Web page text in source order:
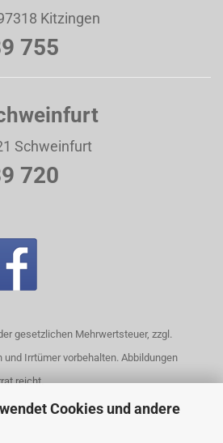
Cookies und andere
Kitzingen
755
Schweinfurt
720
gesetzlichen Mehrwertsteuer, zzgl.
Irrtümer vorbehalten. Abbildungen
reicht.